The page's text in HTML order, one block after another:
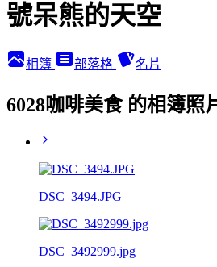
號呆熊的天空
相簿 部落格 名片
6028咖啡美食 的相簿照
DSC_3494.JPG
DSC_3492999.jpg